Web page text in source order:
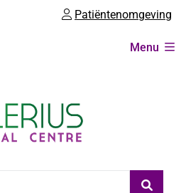
Patiëntenomgeving
Menu